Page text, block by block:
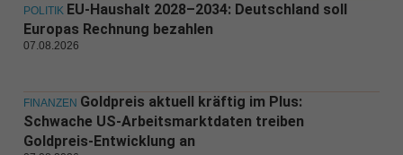
POLITIK EU-Haushalt 2028–2034: Deutschland soll
Europas Rechnung bezahlen
07.08.2026
FINANZEN Goldpreis aktuell kräftig im Plus:
Schwache US-Arbeitsmarktdaten treiben
Goldpreis-Entwicklung an